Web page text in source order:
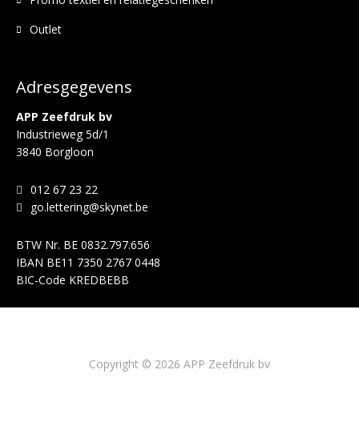
Adresgegevens
APP Zeefdruk bv
Industrieweg 5d/1
3840 Borgloon
012 67 23 22
go.lettering@skynet.be
BTW Nr. BE 0832.797.656
IBAN BE11 7350 2767 0448
BIC-Code KREDBEBB
Outlet
Copyright © 2026 APP Zeefdruk bv